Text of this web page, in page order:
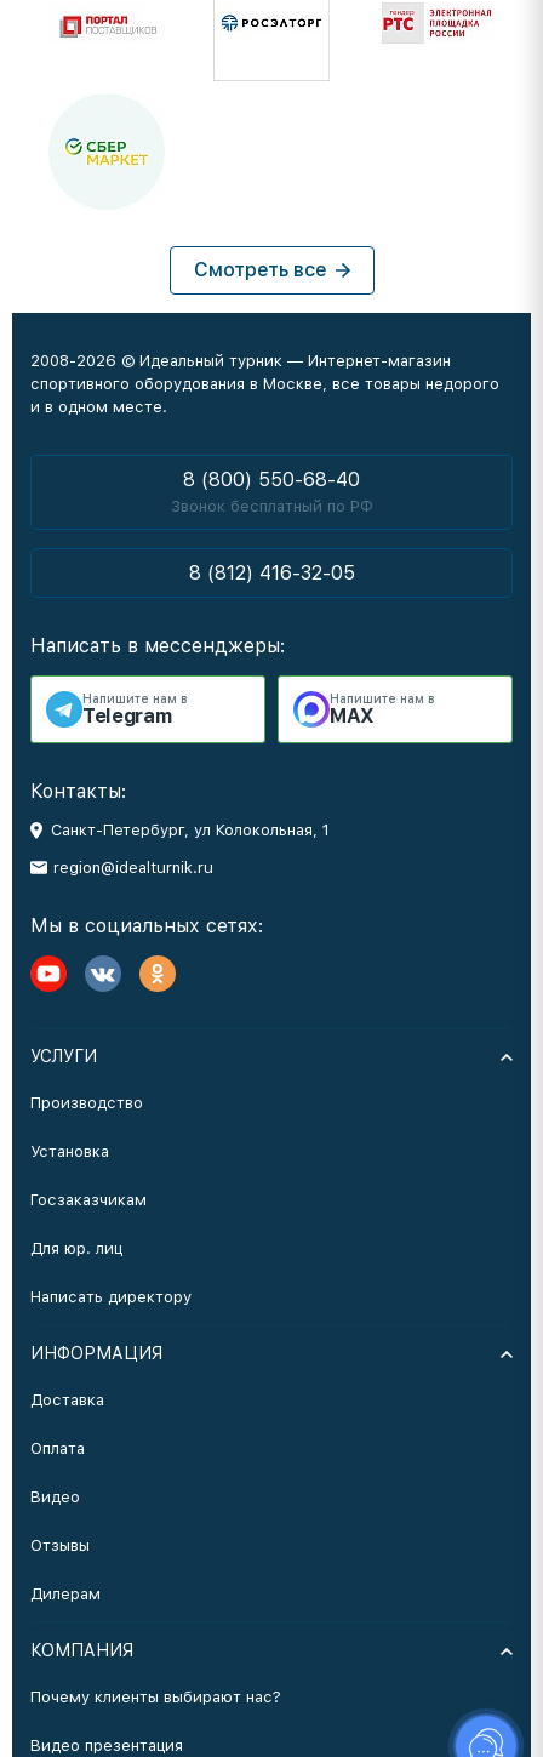
Смотреть все
2008-2026 © Идеальный турник — Интернет-магазин
спортивного оборудования в Москве, все товары недорого
и в одном месте.
8 (800) 550-68-40
Звонок бесплатный по РФ
8 (812) 416-32-05
Написать в мессенджеры:
Напишите нам в
Telegram
Напишите нам в
MAX
Контакты:
Санкт-Петербург, ул Колокольная, 1
region@idealturnik.ru
Мы в социальных сетях:
УСЛУГИ
Производство
Установка
Госзаказчикам
Для юр. лиц
Написать директору
ИНФОРМАЦИЯ
Доставка
Оплата
Видео
Отзывы
Дилерам
КОМПАНИЯ
Почему клиенты выбирают нас?
Видео презентация